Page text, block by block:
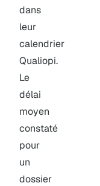
dans
leur
calendrier
Qualiopi.
Le
délai
moyen
constaté
pour
un
dossier